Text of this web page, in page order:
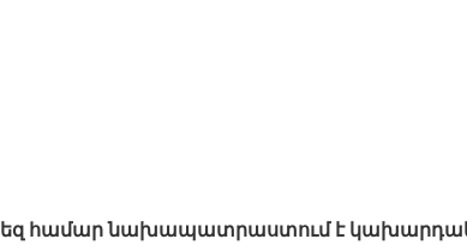
համար նախապատրաստում է